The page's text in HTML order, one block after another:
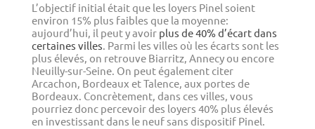
L’objectif initial était que les loyers Pinel soient
environ 15% plus faibles que la moyenne:
aujourd’hui, il peut y avoir plus de 40% d’écart dans
certaines villes. Parmi les villes où les écarts sont les
plus élevés, on retrouve Biarritz, Annecy ou encore
Neuilly-sur-Seine. On peut également citer
Arcachon, Bordeaux et Talence, aux portes de
Bordeaux. Concrètement, dans ces villes, vous
pourriez donc percevoir des loyers 40% plus élevés
en investissant dans le neuf sans dispositif Pinel.